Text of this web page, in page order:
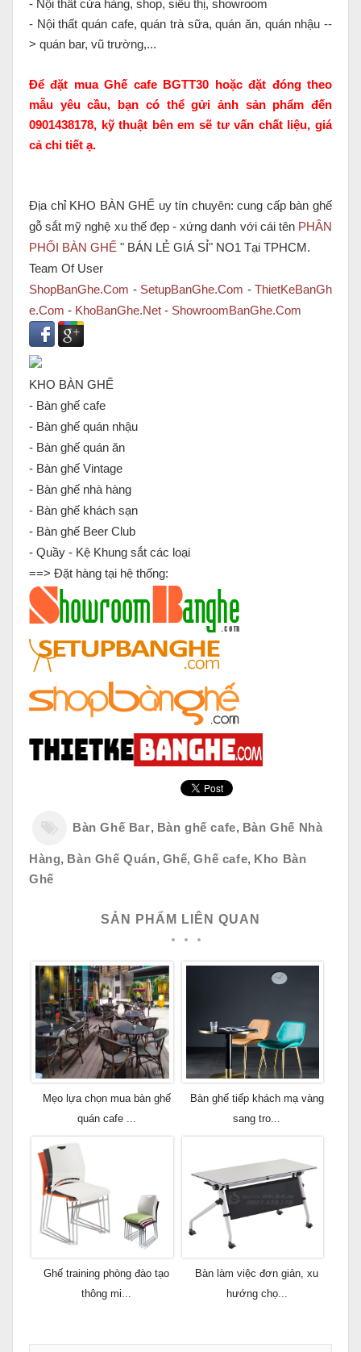
- Nội thất cửa hàng, shop, siêu thị, showroom
- Nội thất quán cafe, quán trà sữa, quán ăn, quán nhậu --
> quán bar, vũ trường,...
Để đặt mua Ghế cafe BGTT30 hoặc đặt đóng theo
mẫu yêu cầu, bạn có thể gửi ảnh sản phẩm đến
0901438178, kỹ thuật bên em sẽ tư vấn chất liệu, giá
cả chi tiết ạ.
Địa chỉ KHO BÀN GHẾ uy tín chuyên: cung cấp bàn ghế
gỗ sắt mỹ nghệ xu thế đẹp - xứng danh với cái tên PHÂN
PHỐI BÀN GHẾ " BÁN LẺ GIÁ SỈ" NO1 Tại TPHCM.
Team Of User
ShopBanGhe.Com - SetupBanGhe.Com - ThietKeBanGh
e.Com - KhoBanGhe.Net - ShowroomBanGhe.Com
KHO BÀN GHẾ
- Bàn ghế cafe
- Bàn ghế quán nhậu
- Bàn ghế quán ăn
- Bàn ghế Vintage
- Bàn ghế nhà hàng
- Bàn ghế khách sạn
- Bàn ghế Beer Club
- Quầy - Kệ Khung sắt các loại
==> Đặt hàng tại hệ thống:
Bàn Ghế Bar, Bàn ghế cafe, Bàn Ghế Nhà
Hàng, Bàn Ghế Quán, Ghế,Ghế cafe, Kho Bàn
Ghế
SẢN PHẨM LIÊN QUAN
Mẹo lựa chọn mua bàn ghế
quán cafe ...
Bàn ghế tiếp khách mạ vàng
sang tro...
Ghế training phòng đào tạo
thông mi...
Bàn làm việc đơn giản, xu
hướng chọ...